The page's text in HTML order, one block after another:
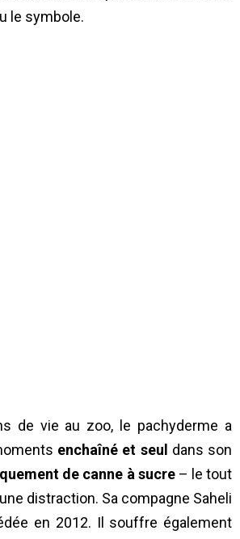
le symbole.
de vie au zoo, le pachyderme a
enchaîné et seul dans son
de canne à sucre– le tout
distraction. Sa compagne Saheli
en 2012. Il souffre également